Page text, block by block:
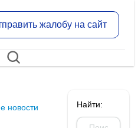
жалобу на сайт
новости Найти: